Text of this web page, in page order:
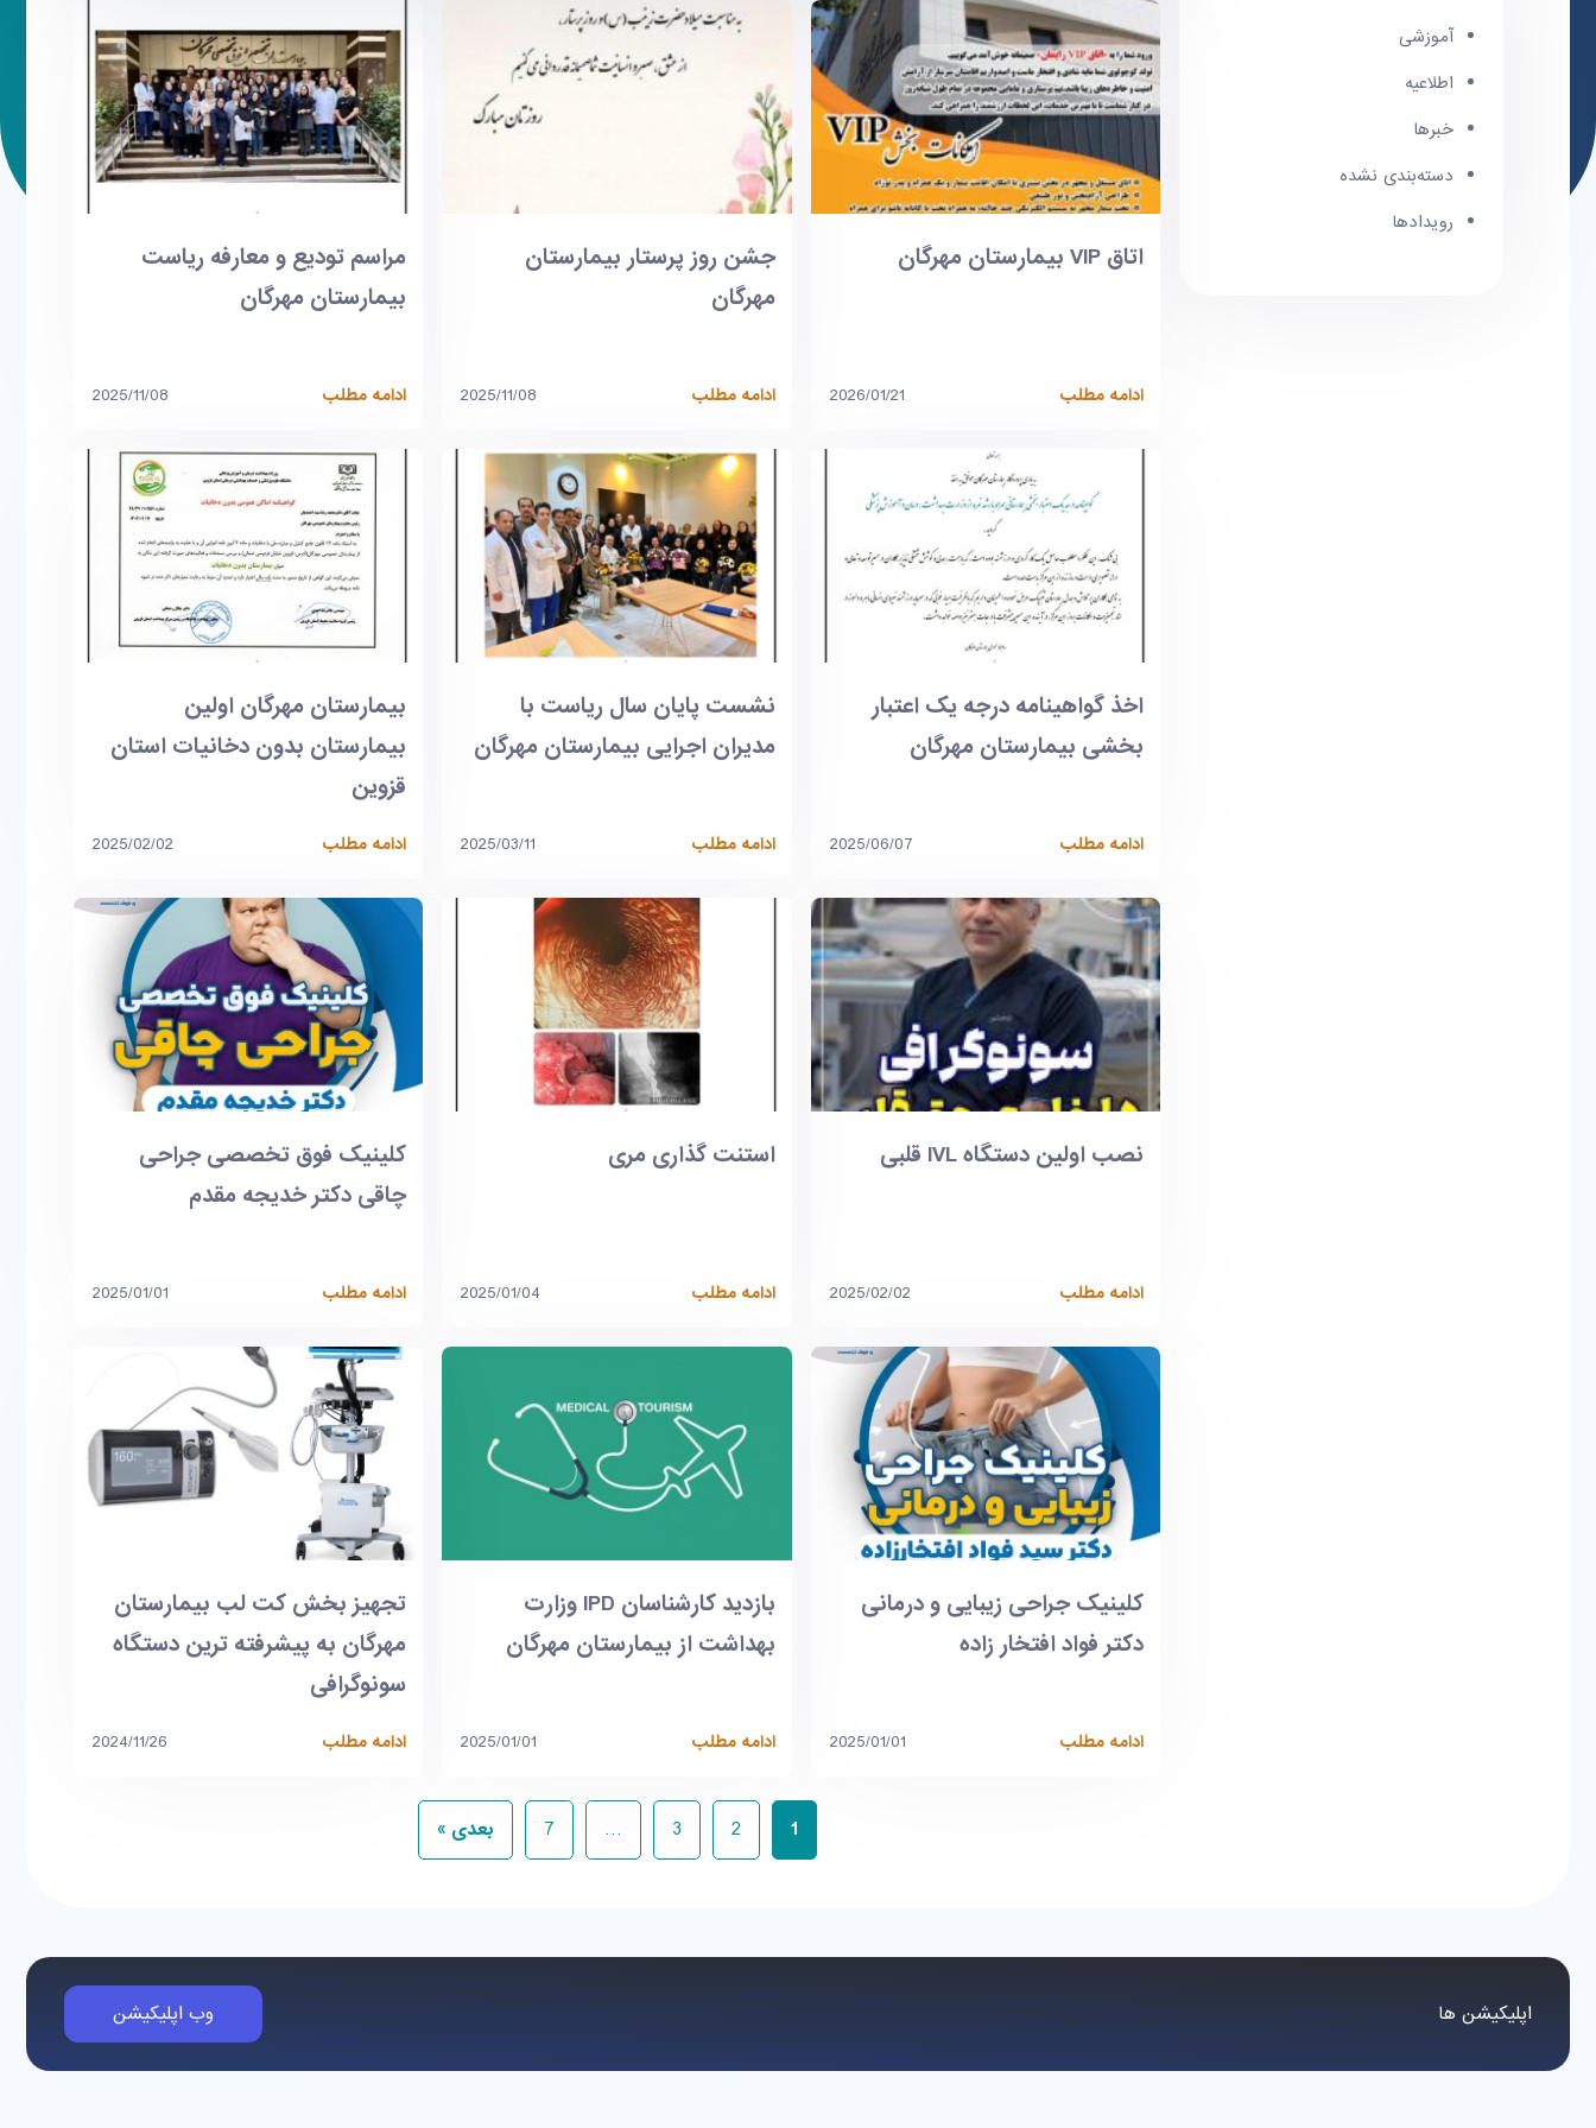
آموزشی
اطلاعیه
خبرها
دسته‌بندی نشده
رویدادها
اتاق VIP بیمارستان مهرگان
ادامه مطلب 2026/01/21
جشن روز پرستار بیمارستان
مهرگان
ادامه مطلب 2025/11/08
مراسم تودیع و معارفه ریاست
بیمارستان مهرگان
ادامه مطلب 2025/11/08
اخذ گواهینامه درجه یک اعتبار
بخشی بیمارستان مهرگان
ادامه مطلب 2025/06/07
نشست پایان سال ریاست با
مدیران اجرایی بیمارستان مهرگان
ادامه مطلب 2025/03/11
بیمارستان مهرگان اولین
بیمارستان بدون دخانیات استان
قزوین
ادامه مطلب 2025/02/02
نصب اولین دستگاه IVL قلبی
ادامه مطلب 2025/02/02
استنت گذاری مری
ادامه مطلب 2025/01/04
کلینیک فوق تخصصی جراحی
چاقی دکتر خدیجه مقدم
ادامه مطلب 2025/01/01
کلینیک جراحی زیبایی و درمانی
دکتر فواد افتخار زاده
ادامه مطلب 2025/01/01
بازدید کارشناسان IPD وزارت
بهداشت از بیمارستان مهرگان
ادامه مطلب 2025/01/01
تجهیز بخش کت لب بیمارستان
مهرگان به پیشرفته ترین دستگاه
سونوگرافی
ادامه مطلب 2024/11/26
1
2
3
…
7 بعدی »
اپلیکیشن ها وب اپلیکیشن